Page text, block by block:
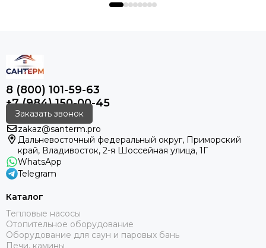
8 (800) 101-59-63
+7 (984) 150-00-45
Заказать звонок
zakaz@santerm.pro
Дальневосточный федеральный округ, Приморский
край, Владивосток, 2-я Шоссейная улица, 1Г
WhatsApp
Telegram
Каталог
Тепловые насосы
Отопительное оборудование
Оборудование для саун и паровых бань
Печи, камины